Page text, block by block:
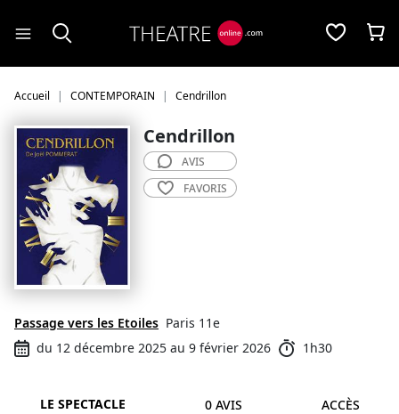
Accueil CONTEMPORAIN Cendrillon
Cendrillon
Passage vers les Etoiles Paris 11e
du 12 décembre 2025 au 9 février 2026
1h30
AVIS
FAVORIS
LE SPECTACLE 0 AVIS ACCÈS